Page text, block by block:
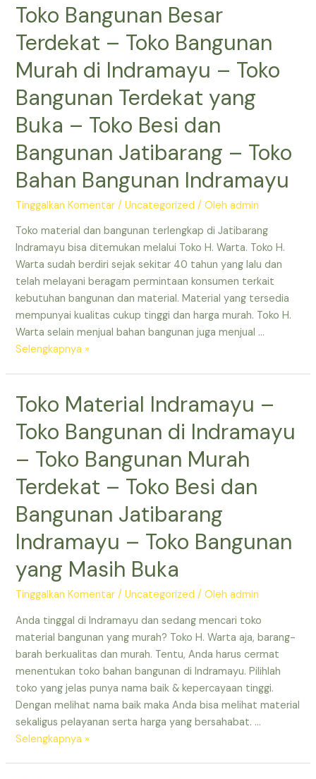
Terdekat
–
Toko
Bangunan
Terdekat
yang
Buka
–
Toko
Bangunan
Terdekat
–
Toko
Besi
dan
Bangunan
Jatibarang
–
Daftar
Bangunan
di
Indramayu
Toko Bangunan Besar
Terdekat – Toko Bangunan
Murah di Indramayu – Toko
Bangunan Terdekat yang
Buka – Toko Besi dan
Bangunan Jatibarang – Toko
Bahan Bangunan Indramayu
Tinggalkan Komentar /Uncategorized / Olehadmin
Toko material dan bangunan terlengkap di Jatibarang
Indramayu bisa ditemukan melalui Toko H. Warta. Toko H.
Warta sudah berdiri sejak sekitar 40 tahun yang lalu dan
telah melayani beragam permintaan konsumen terkait
kebutuhan bangunan dan material. Material yang tersedia
mempunyai kualitas cukup tinggi dan harga murah. Toko H.
Warta selain menjual bahan bangunan juga menjual …
Toko
Terdekat
Toko
Bangunan
Murah
di
–
Toko
Bangunan
Terdekat
yang
Buka
–
Toko
Besi
dan
Bangunan
Jatibarang
–
Toko
Selengkapnya »
Toko Material Indramayu –
Toko Bangunan di Indramayu
– Toko Bangunan Murah
Terdekat – Toko Besi dan
Bangunan Jatibarang
Indramayu – Toko Bangunan
yang Masih Buka
Tinggalkan Komentar /Uncategorized / Olehadmin
Anda tinggal di Indramayu dan sedang mencari toko
material bangunan yang murah? Toko H. Warta aja, barang-
barah berkualitas dan murah. Tentu, Anda harus cermat
menentukan toko bahan bangunan di Indramayu. Pilihlah
toko yang jelas punya nama baik & kepercayaan tinggi.
Dengan melihat nama baik maka Anda bisa melihat material
sekaligus pelayanan serta harga yang bersahabat. …
Toko
Selengkapnya »